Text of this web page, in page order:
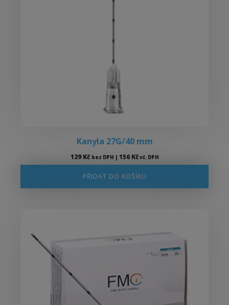
Kanyla 27G/40 mm
129Kč bez DPH | 156Kčvč. DPH
PŘIDAT DO KOŠÍKU